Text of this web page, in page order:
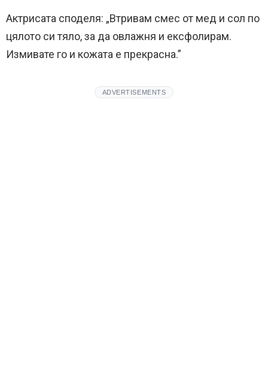
Актрисата споделя: „Втривам смес от мед и сол по
цялото си тяло, за да овлажня и ексфолирам.
Измивате го и кожата е прекрасна.”
ADVERTISEMENTS